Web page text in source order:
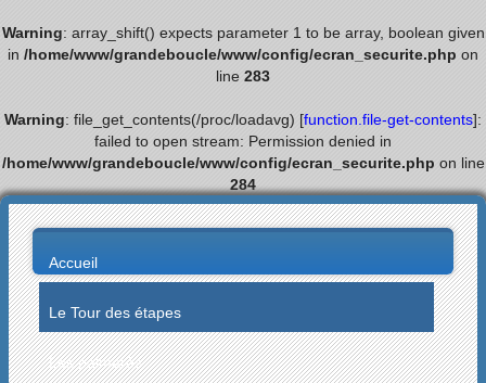
Warning: array_shift() expects parameter 1 to be array, boolean given
in /home/www/grandeboucle/www/config/ecran_securite.php on
line 283
Warning: file_get_contents(/proc/loadavg) [function.file-get-contents]:
failed to open stream: Permission denied in
/home/www/grandeboucle/www/config/ecran_securite.php on line
284
Accueil
Le Tour des étapes
Les palmarès